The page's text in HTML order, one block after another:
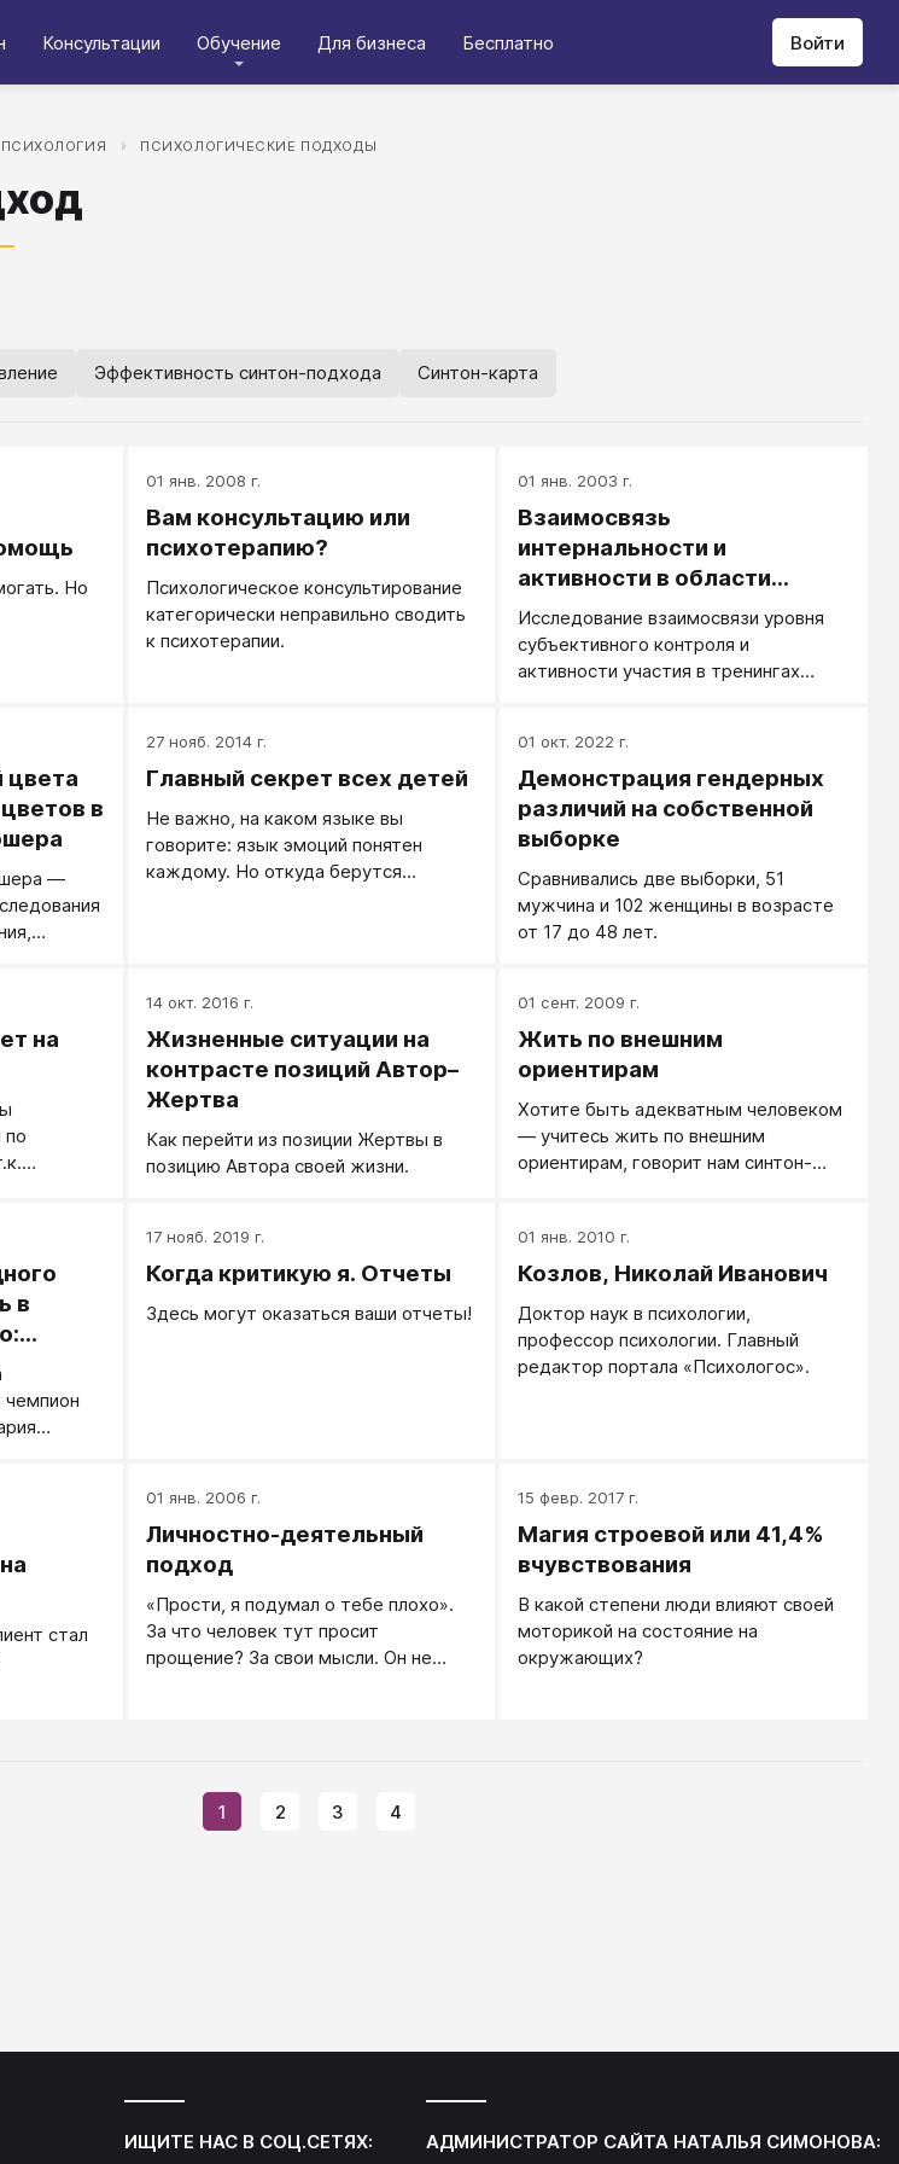
Консультации Обучение Для бизнеса Бесплатно Войти
ПСИХОЛОГИЯ ПСИХОЛОГИЧЕСКИЕ ПОДХОДЫ
Эффективность синтон-подхода Синтон-карта
Но
01 янв. 2008 г.
Вам консультацию или
психотерапию?
Психологическое консультирование
категорически неправильно сводить
к психотерапии.
01 янв. 2003 г.
Взаимосвязь
интернальности и
активности в области
саморазвития. Н.И. Козлов,
А.Н. Лебедев
Исследование взаимосвязи уровня
субъективного контроля и
активности участия в тренингах
личностного опросника УСК
Роттера.
цвета
в
—
ему
27 нояб. 2014 г.
Главный секрет всех детей
Не важно, на каком языке вы
говорите: язык эмоций понятен
каждому. Но откуда берутся
01 окт. 2022 г.
Демонстрация гендерных
различий на собственной
выборке
Сравнивались две выборки, 51
мужчина и 102 женщины в возрасте
от 17 до 48 лет.
на
по
14 окт. 2016 г.
Жизненные ситуации на
контрасте позиций Автор–
Жертва
Как перейти из позиции Жертвы в
позицию Автора своей жизни.
01 сент. 2009 г.
Жить по внешним
ориентирам
Хотите быть адекватным человеком
— учитесь жить по внешним
ориентирам, говорит нам синтон-
в
кэмп
чемпион
17 нояб. 2019 г.
Когда критикую я. Отчеты
Здесь могут оказаться ваши отчеты!
01 янв. 2010 г.
Козлов, Николай Иванович
Доктор наук в психологии,
профессор психологии. Главный
редактор портала «Психологос».
стал
01 янв. 2006 г.
Личностно-деятельный
подход
«Прости, я подумал о тебе плохо».
За что человек тут просит
прощение? За свои мысли. Он не
15 февр. 2017 г.
Магия строевой или 41,4%
вчувствования
В какой степени люди влияют своей
моторикой на состояние на
окружающих?
1 2 3 4
ИЩИТЕ НАС В СОЦ.СЕТЯХ: АДМИНИСТРАТОР САЙТА НАТАЛЬЯ СИМОНОВА: